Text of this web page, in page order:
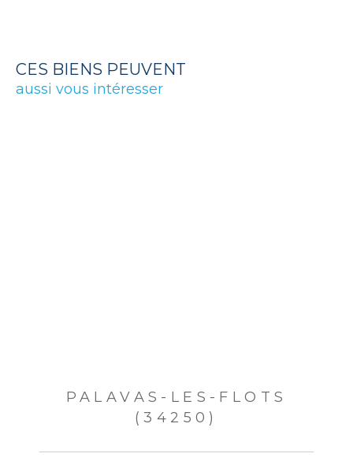
CES BIENS PEUVENT
aussi vous intéresser
PALAVAS-LES-FLOTS
(34250)